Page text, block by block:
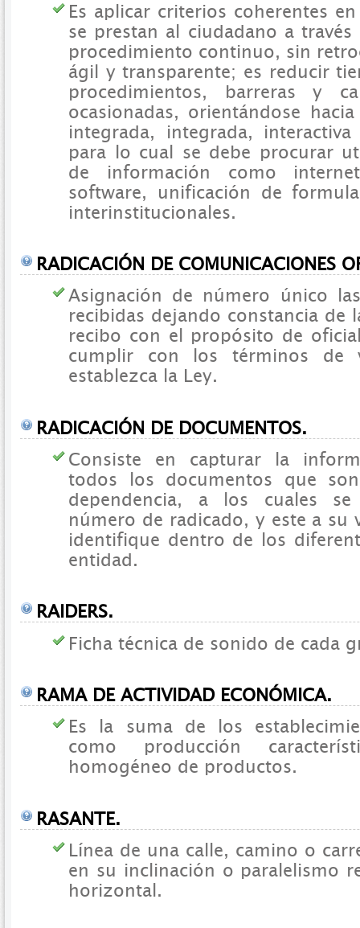
Es aplicar criterios coherentes
se prestan al ciudadano a
procedimiento continuo, sin
ágil y transparente; es reducir
procedimientos, barreras y
ocasionadas, orientándose
integrada, integrada,
para lo cual se debe procurar
de información como
software, unificación de
interinstitucionales.
RADICACIÓN DE COMUNICACIONES
Asignación de número único
recibidas dejando constancia de
recibo con el propósito de
cumplir con los términos de
establezca la Ley.
RADICACIÓN DE DOCUMENTOS.
Consiste en capturar la
todos los documentos que
dependencia, a los cuales
número de radicado, y este a su
identifique dentro de los
entidad.
RAIDERS.
Ficha técnica de sonido de cada
RAMA DE ACTIVIDAD ECONÓMICA.
Es la suma de los
como producción
homogéneo de productos.
RASANTE.
Línea de una calle, camino o
en su inclinación o paralelismo
horizontal.